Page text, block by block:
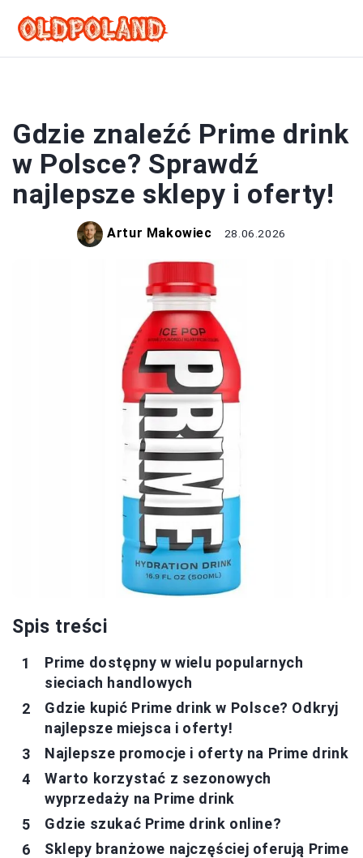
Gdzie znaleźć Prime drink
w Polsce? Sprawdź
najlepsze sklepy i oferty!
Artur Makowiec 28.06.2026
Spis treści
Prime dostępny w wielu popularnych
sieciach handlowych
Gdzie kupić Prime drink w Polsce? Odkryj
najlepsze miejsca i oferty!
Najlepsze promocje i oferty na Prime drink
Warto korzystać z sezonowych
wyprzedaży na Prime drink
Gdzie szukać Prime drink online?
Sklepy branżowe najczęściej oferują Prime